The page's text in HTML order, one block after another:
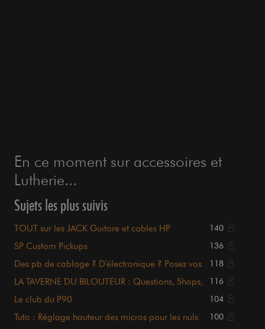
En ce moment sur accessoires et
Lutherie...
Sujets les plus suivis
TOUT sur les JACK Guitare et cables HP 140
SP Custom Pickups 136
Des pb de cablage ? D'électronique ? Posez vos
118
LA TAVERNE DU BILOUTEUR : Questions, Shops,
116
Le club du P90 104
Tuto : Réglage hauteur des micros pour les nuls 100